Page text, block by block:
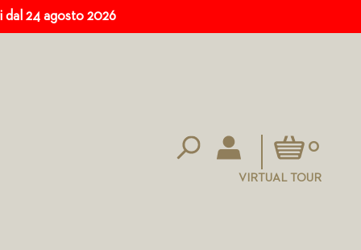
24 agosto 2026
Carrello0
VIRTUAL TOUR